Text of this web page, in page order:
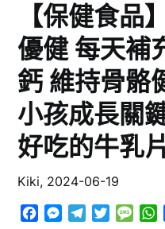
【保健食品
優健 每天補
鈣 維持骨骼
小孩成長關
好吃的牛乳
Kiki, 2024-06-19
Facebook
Messenger
TelegramTwitter